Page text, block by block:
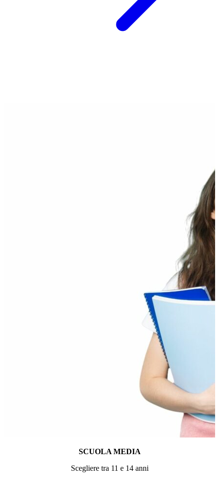
SCUOLA MEDIA
Scegliere tra 11 e 14 anni